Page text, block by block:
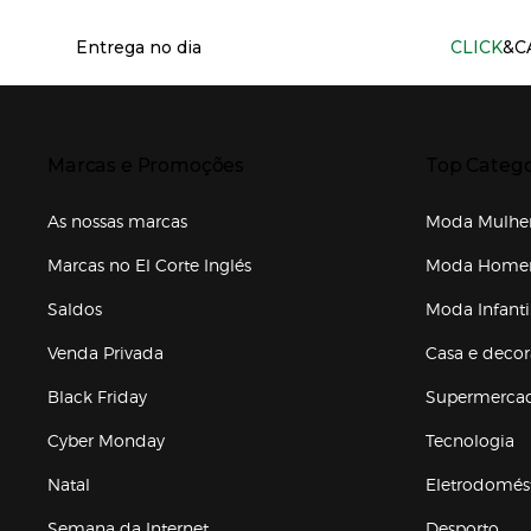
Entrega no dia CLICK
As nossas marcas
Marcas no El Corte Inglés
Saldos
Venda Privada
Black Friday
Cyber Monday
Natal
Moda
Moda
Moda
Casa e
Tecnologia